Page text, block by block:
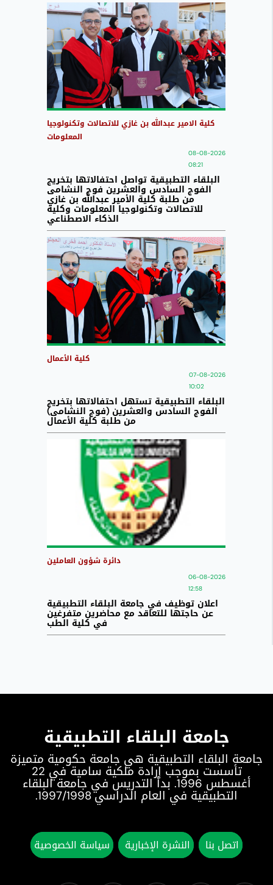
كلية الامير عبدالله بن غازي للاتصالات وتكنولوجيا
المعلومات
08-08-2026
08:21
البلقاء التطبيقية تواصل احتفالاتها بتخريج
الفوج السادس والعشرين فوج النشامى
من طلبة كلية الأمير عبدالله بن غازي
للاتصالات وتكنولوجيا المعلومات وكلية
الذكاء الاصطناعي
كلية الأعمال
07-08-2026
10:02
البلقاء التطبيقية تستهل احتفالاتها بتخريج
الفوج السادس والعشرين (فوج النشامى)
من طلبة كلية الأعمال
دائرة شؤون العاملين
06-08-2026
12:58
اعلان توظيف في جامعة البلقاء التطبيقية
عن حاجتها للتعاقد مع محاضرين متفرغين
في كلية الطب
جامعة البلقاء التطبيقية
جامعة البلقاء التطبيقية هي جامعة حكومية متميزة
تأسست بموجب إرادة ملكية سامية في 22
أغسطس 1996. بدأ التدريس في جامعة البلقاء
التطبيقية في العام الدراسي 1997/1998.
اتصل بنا النشرة الإخبارية سياسة الخصوصية